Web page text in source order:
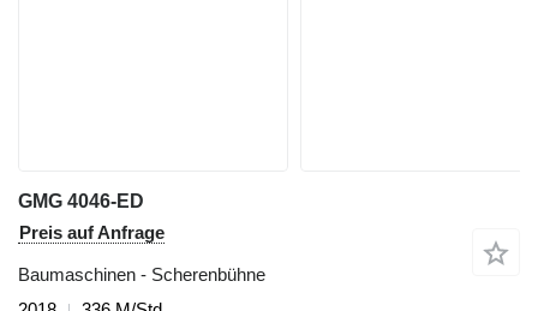
GMG 4046-ED
Preis auf Anfrage
Baumaschinen - Scherenbühne